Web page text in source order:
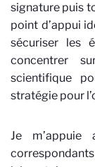
signature puis
point d’appui
sécuriser les
concentrer
scientifique
stratégie pour
Je